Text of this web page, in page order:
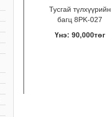
Тусгай түлхүүрийн
багц 8PK-027
Үнэ: 90,000төг